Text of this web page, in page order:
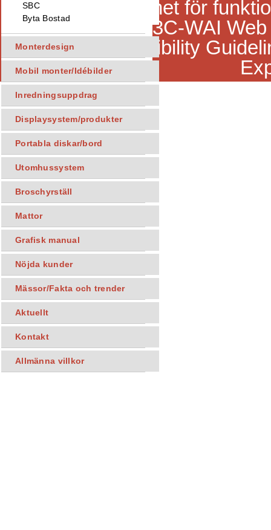
SBC
Byta Bostad
Monterdesign
Mobil monter/Idébilder
Inredningsuppdrag
Displaysystem/produkter
Portabla diskar/bord
Utomhussystem
Broschyrställ
Mattor
Grafisk manual
Nöjda kunder
Mässor/Fakta och trender
Aktuellt
Kontakt
Allmänna villkor